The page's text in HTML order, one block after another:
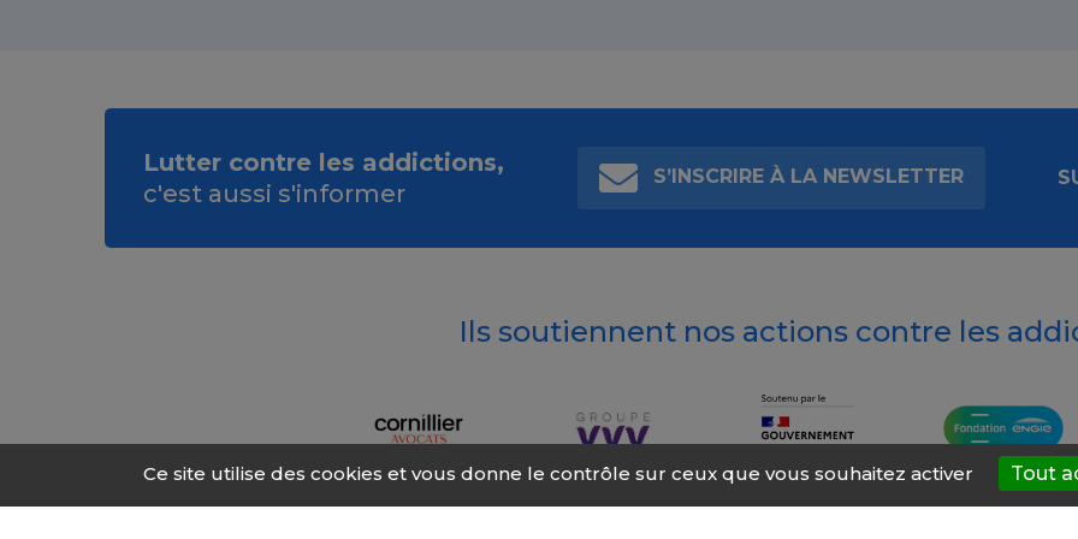
Lutter contre les addictions,
c'est aussi s'informer
S’INSCRIRE À LA NEWSLETTER
Ils soutiennent nos actions contre les
Ce site utilise des cookies et vous donne le contrôle sur ceux que vous souhaitez activer Tout